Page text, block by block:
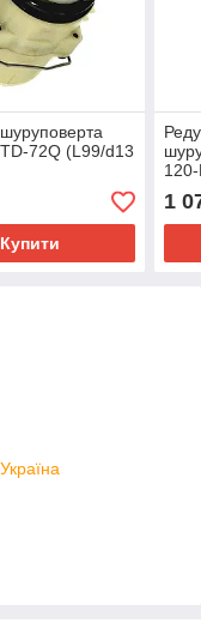
72Q (L99/d13
Купити
1